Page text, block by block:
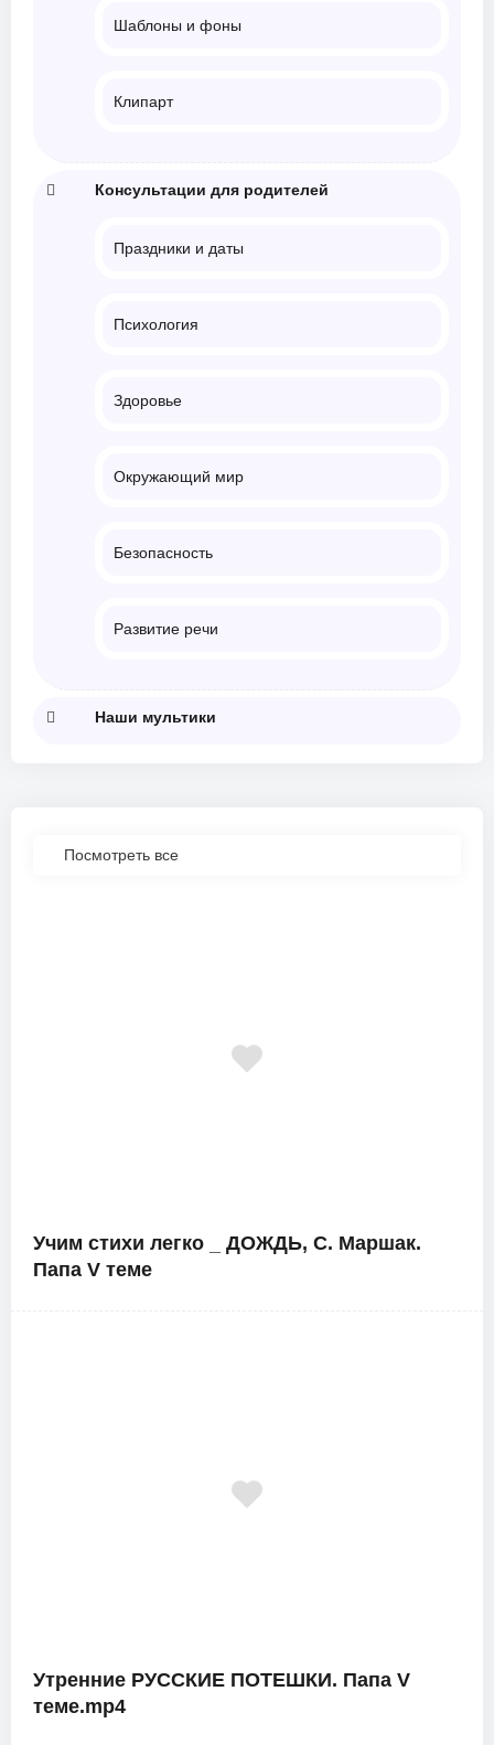
Шаблоны и фоны
Клипарт
Консультации для родителей
Праздники и даты
Психология
Здоровье
Окружающий мир
Безопасность
Развитие речи
Наши мультики
Посмотреть все
Учим стихи легко _ ДОЖДЬ, С. Маршак.
Папа V теме
Утренние РУССКИЕ ПОТЕШКИ. Папа V
теме.mp4